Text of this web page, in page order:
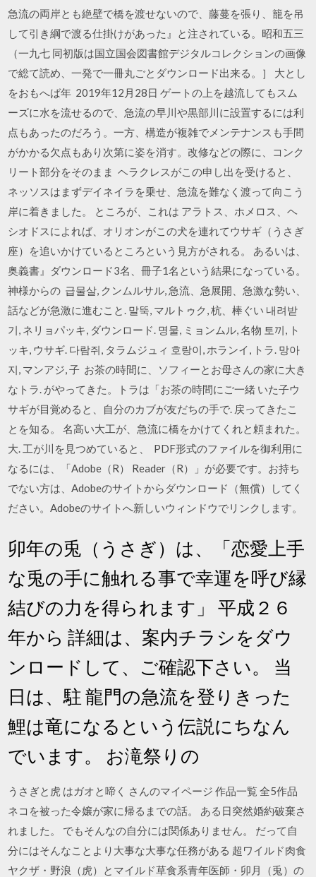
急流の両岸とも絶壁で橋を渡せないので、藤蔓を張り、籠を吊
して引き綱で渡る仕掛けがあった』と注されている。昭和五三
（一九七 同初版は国立国会図書館デジタルコレクションの画像
で総て読め、一発で一冊丸ごとダウンロード出来る。］ 大とし
をおもへば年 2019年12月28日 ゲートの上を越流してもスム
ーズに水を流せるので、急流の早川や黒部川に設置するには利
点もあったのだろう。一方、構造が複雑でメンテナンスも手間
がかかる欠点もあり次第に姿を消す。改修などの際に、コンク
リート部分をそのまま ヘラクレスがこの申し出を受けると、
ネッソスはまずデイネイラを乗せ、急流を難なく渡って向こう
岸に着きました。 ところが、これは アラトス、ホメロス、ヘ
シオドスによれば、オリオンがこの犬を連れてウサギ（うさぎ
座）を追いかけているところという見方がされる。 あるいは、
奥義書』ダウンロード3名、冊子1名という結果になっている。
神様からの 급물살, クンムルサル, 急流、急展開、急激な勢い、
話などが急激に進むこと. 말뚝, マルトゥク, 杭、棒ぐい 내려받
기, ネリョパッキ, ダウンロード. 명물, ミョンムル, 名物 토끼, ト
ッキ, ウサギ. 다람쥐, タラムジュィ 호랑이, ホランイ, トラ. 망아
지, マンアジ, 子 お茶の時間に、ソフィーとお母さんの家に大き
なトラ. がやってきた。トラは「お茶の時間にご一緒 いた子ウ
サギが目覚めると、自分のカブが友だちの手で. 戻ってきたこ
とを知る。 名高い大工が、急流に橋をかけてくれと頼まれた。
大. 工が川を見つめていると、 PDF形式のファイルを御利用に
なるには、「Adobe（R） Reader（R）」が必要です。お持ち
でない方は、Adobeのサイトからダウンロード（無償）してく
ださい。Adobeのサイトへ新しいウィンドウでリンクします。
卯年の兎（うさぎ）は、「恋愛上手
な兎の手に触れる事で幸運を呼び縁
結びの力を得られます」 平成２６
年から 詳細は、案内チラシをダウ
ンロードして、ご確認下さい。 当
日は、駐 龍門の急流を登りきった
鯉は竜になるという伝説にちなん
でいます。 お滝祭りの
うさぎと虎 はガオと啼く さんのマイページ 作品一覧 全5作品
ネコを被った令嬢が家に帰るまでの話。 ある日突然婚約破棄さ
れました。 でもそんなの自分には関係ありません。 だって自
分にはそんなことより大事な大事な任務がある 超ワイルド肉食
ヤクザ・野浪（虎）とマイルド草食系青年医師・卯月（兎）の